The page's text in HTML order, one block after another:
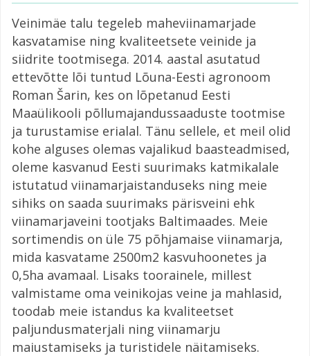
Veinimäe talu tegeleb maheviinamarjade
kasvatamise ning kvaliteetsete veinide ja
siidrite tootmisega. 2014. aastal asutatud
ettevõtte lõi tuntud Lõuna-Eesti agronoom
Roman Šarin, kes on lõpetanud Eesti
Maaülikooli põllumajandussaaduste tootmise
ja turustamise erialal. Tänu sellele, et meil olid
kohe alguses olemas vajalikud baasteadmised,
oleme kasvanud Eesti suurimaks katmikalale
istutatud viinamarjaistanduseks ning meie
sihiks on saada suurimaks pärisveini ehk
viinamarjaveini tootjaks Baltimaades. Meie
sortimendis on üle 75 põhjamaise viinamarja,
mida kasvatame 2500m2 kasvuhoonetes ja
0,5ha avamaal. Lisaks toorainele, millest
valmistame oma veinikojas veine ja mahlasid,
toodab meie istandus ka kvaliteetset
paljundusmaterjali ning viinamarju
maiustamiseks ja turistidele näitamiseks.